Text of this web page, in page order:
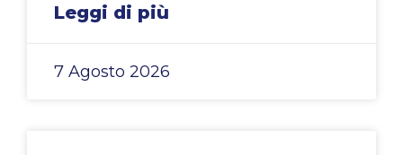
Leggi di più
7 Agosto 2026